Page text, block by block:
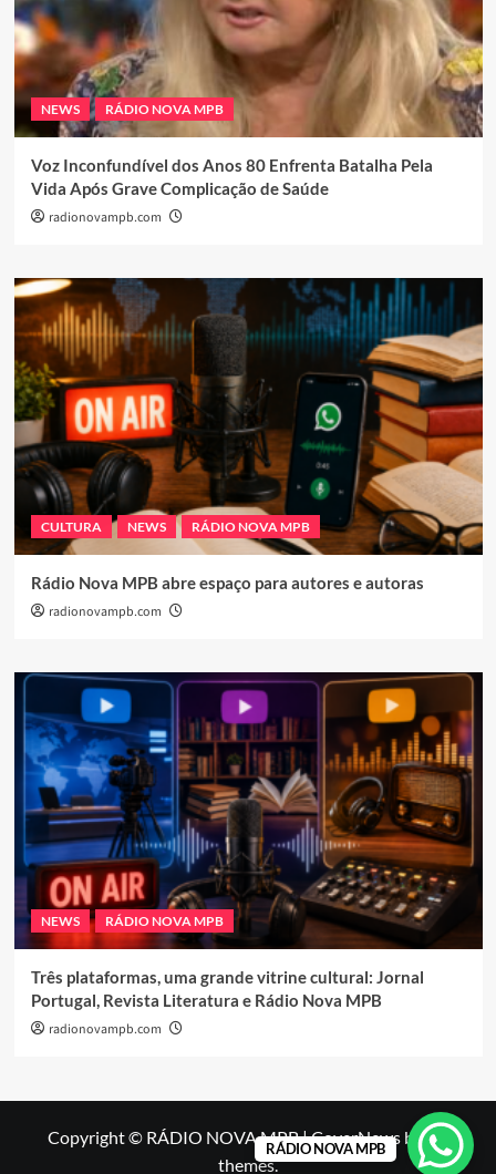
NEWS RÁDIO NOVA MPB
Voz Inconfundível dos Anos 80 Enfrenta Batalha Pela
Vida Após Grave Complicação de Saúde
radionovampb.com
CULTURA NEWS RÁDIO NOVA MPB
Rádio Nova MPB abre espaço para autores e autoras
radionovampb.com
NEWS RÁDIO NOVA MPB
Três plataformas, uma grande vitrine cultural: Jornal
Portugal, Revista Literatura e Rádio Nova MPB
radionovampb.com
Copyright © RÁDIO NOVA MPB|CoverNews by AF
themes.
RÁDIO NOVA MPB